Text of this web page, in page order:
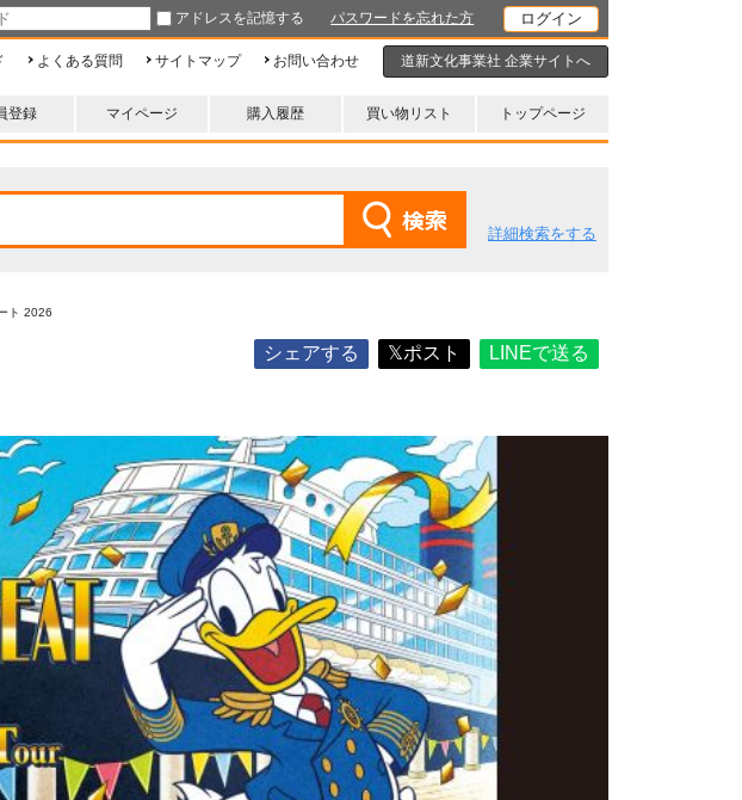
アドレスを記憶する パスワードを忘れた方
よくある質問 サイトマップ お問い合わせ 道新文化事業社 企業サイトへ
登録 マイページ 購入履歴 買い物リスト トップページ
詳細検索をする
ト 2026
シェアする 𝕏ポスト LINEで送る